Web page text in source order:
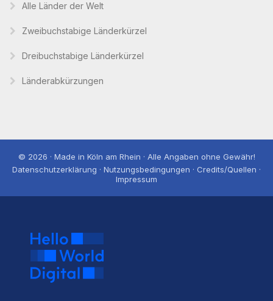
Alle Länder der Welt
Zweibuchstabige Länderkürzel
Dreibuchstabige Länderkürzel
Länderabkürzungen
© 2026 · Made in Köln am Rhein · Alle Angaben ohne Gewähr!
Datenschutzerklärung · Nutzungsbedingungen · Credits/Quellen ·
Impressum